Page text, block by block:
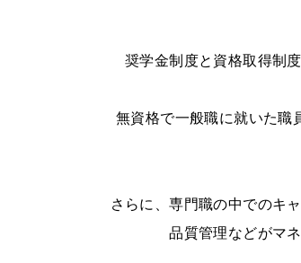
奨学金制度と資格取得制
無資格で一般職に就いた職
さらに、専門職の中でのキ
品質管理などがマ